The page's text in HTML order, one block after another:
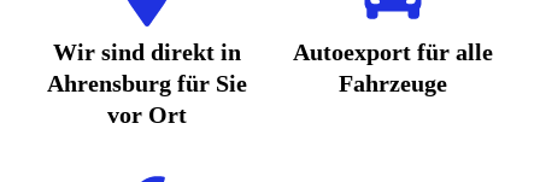
Wir sind direkt in
Ahrensburg für Sie
vor Ort
Autoexport für alle
Fahrzeuge